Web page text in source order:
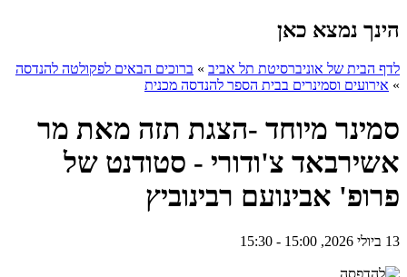
הינך נמצא כאן
לדף הבית של אוניברסיטת תל אביב » ברוכים הבאים לפקולטה להנדסה
» אירועים וסמינרים בבית הספר להנדסה מכנית
סמינר מיוחד -הצגת תזה מאת מר
אשירבאד צ'ודורי - סטודנט של
פרופ' אבינועם רבינוביץ
13 ביולי 2026, 15:00 - 15:30